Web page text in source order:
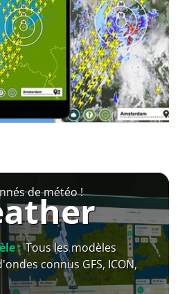
de météo !
: Tous les modèles
connus GFS, ICON,